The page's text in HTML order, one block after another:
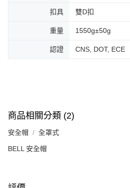
扣具 雙D扣
重量 1550g±50g
認證 CNS, DOT, ECE
商品相關分類 (2)
安全帽 全罩式
BELL 安全帽